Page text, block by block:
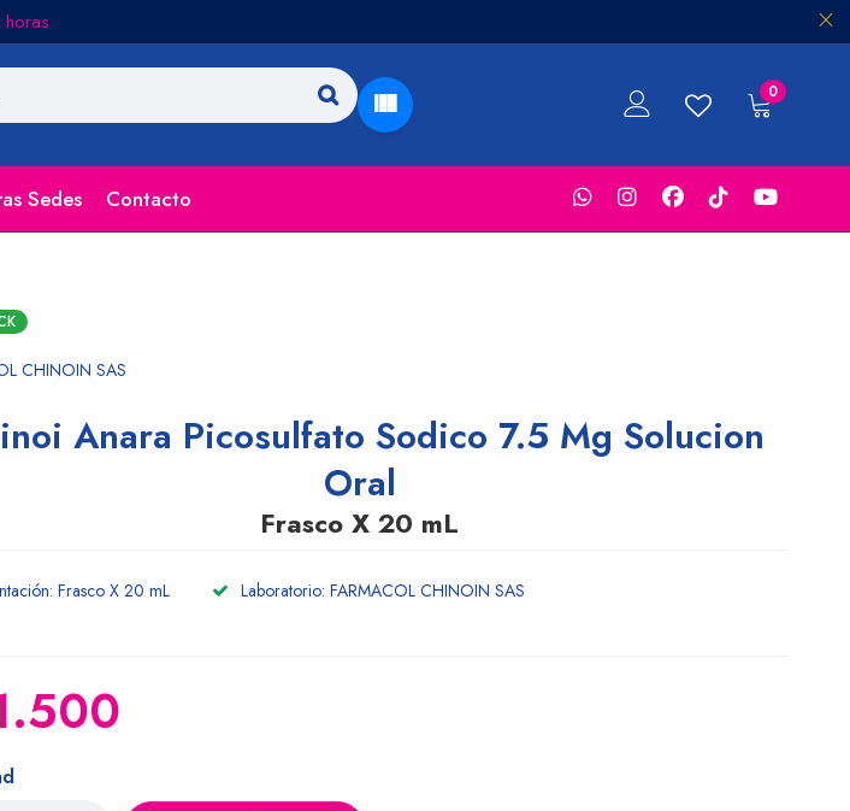
0
Sedes Contacto
CHINOIN SAS
Anara Picosulfato Sodico 7.5 Mg Solucion
Oral
Frasco X 20 mL
Frasco X 20 mL Laboratorio: FARMACOL CHINOIN SAS